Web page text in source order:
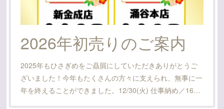
2026年初売りのご案内
2025年もひさぎめをご贔屓にしていただきありがとうご
ざいました！今年もたくさんの方々に支えられ、無事に一
年を終えることができました。12/30(火) 仕事納め／16…